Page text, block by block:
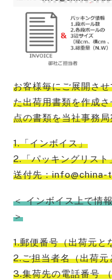
お客様毎にご展開さ
た出荷用書類を作成
点の書類を当社事務
1.「インボイス」
2.「パッキングリス
送付先：
＜ インボイス上で情
＞
1.郵便番号（出荷元と
2.ご担当者名（出荷
3.集荷先の電話番号